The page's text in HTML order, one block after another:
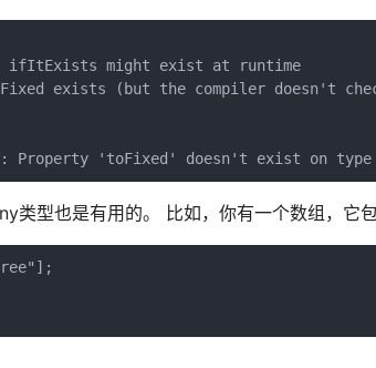
might exist at runtime
exists (but the compiler doesn't
类型也是有用的。 比如，你有一个数组，它